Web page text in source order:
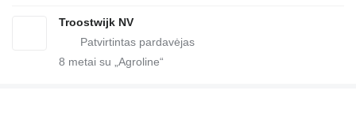
Troostwijk NV
8 metai su „Agroline“